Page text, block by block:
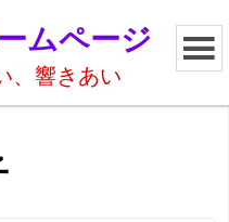
ムページ
、響きあい